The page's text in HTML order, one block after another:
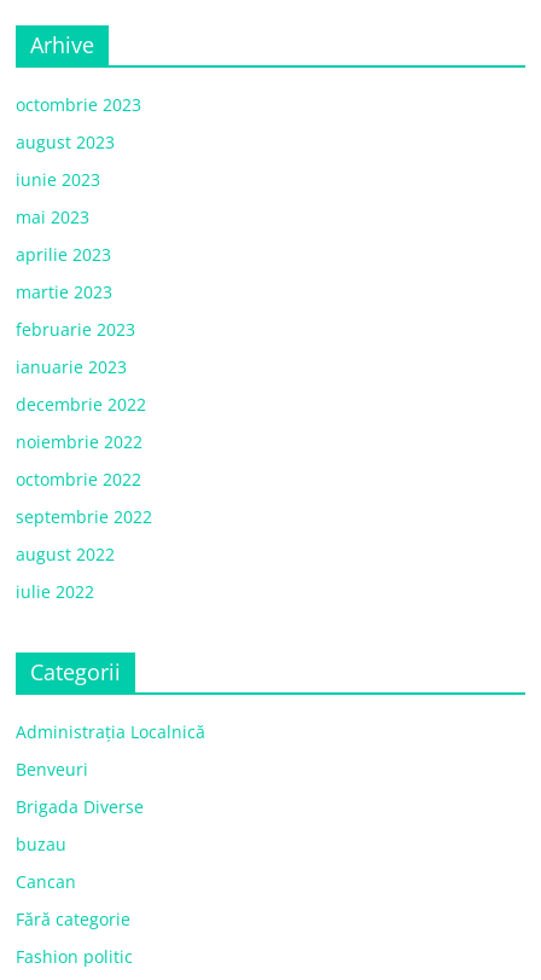
Arhive
octombrie 2023
august 2023
iunie 2023
mai 2023
aprilie 2023
martie 2023
februarie 2023
ianuarie 2023
decembrie 2022
noiembrie 2022
octombrie 2022
septembrie 2022
august 2022
iulie 2022
Categorii
Administrația Localnică
Benveuri
Brigada Diverse
buzau
Cancan
Fără categorie
Fashion politic